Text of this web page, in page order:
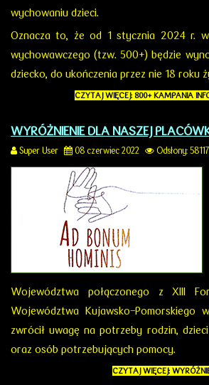
wychowaniu dzieci.
Oznacza to, że od 1 stycznia 2024 r.
wychowawczego (tzw. 500+) będzie
dziecko, do ukończenia przez nie 18 roku
CZYTAJ WIĘCEJ: 800+ KAMPANIA
WYRÓŻNIENIE DLA NASZEJ
Super User 08 czerwiec 2022 Odsłony:
Województwa połączonego z XIII
Województwa Kujawsko-Pomorskiego
zwrócił uwagę na potrzeby rodzin,
oraz osób potrzebujących pomocy.
CZYTAJ WIĘCEJ: